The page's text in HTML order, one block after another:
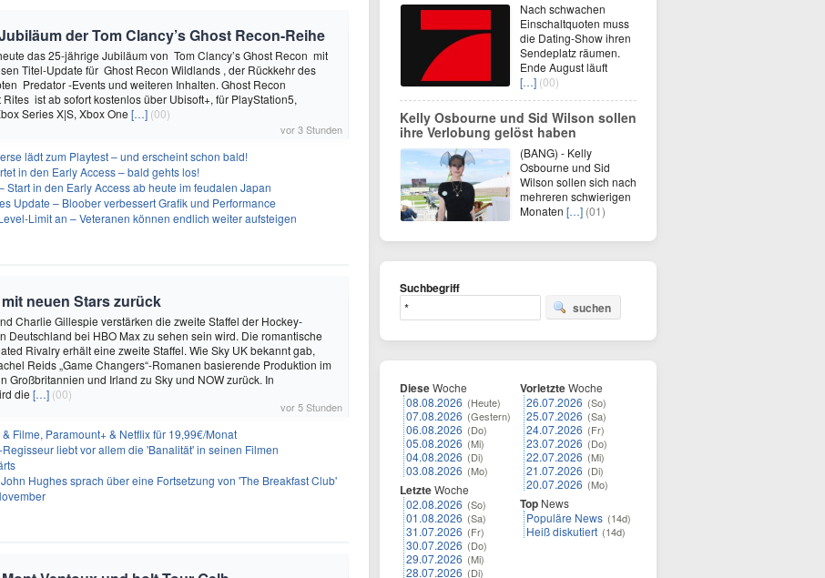
der Tom Clancy’s Ghost Recon-Reihe
das 25-jährige Jubiläum von Tom Clancy’s Ghost Recon mit
Titel-Update für Ghost Recon Wildlands , der Rückkehr des
Predator -Events und weiteren Inhalten. Ghost Recon
ist ab sofort kostenlos über Ubisoft+, für PlayStation5,
Series X|S, Xbox One […] (00)
vor 3 Stunden
lädt zum Playtest – und erscheint schon bald!
in den Early Access – bald gehts los!
Start in den Early Access ab heute im feudalen Japan
Update – Bloober verbessert Grafik und Performance
Limit an – Veteranen können endlich weiter aufsteigen
neuen Stars zurück
Charlie Gillespie verstärken die zweite Staffel der Hockey-
Deutschland bei HBO Max zu sehen sein wird. Die romantische
Rivalry erhält eine zweite Staffel. Wie Sky UK bekannt gab,
Reids „Game Changers“-Romanen basierende Produktion im
Großbritannien und Irland zu Sky und NOW zurück. In
die […] (00)
vor 5 Stunden
Filme, Paramount+ & Netflix für 19,99€/Monat
liebt vor allem die 'Banalität' in seinen Filmen
Hughes sprach über eine Fortsetzung von 'The Breakfast Club'
Nach schwachen
Einschaltquoten muss
die Dating-Show ihren
Sendeplatz räumen.
Ende August läuft
[…] (00)
Kelly Osbourne und Sid Wilson sollen
ihre Verlobung gelöst haben
(BANG) - Kelly
Osbourne und Sid
Wilson sollen sich nach
mehreren schwierigen
Monaten […] (01)
Suchbegriff
suchen
DieseWoche
08.08.2026 (Heute)
07.08.2026 (Gestern)
06.08.2026 (Do)
05.08.2026 (Mi)
04.08.2026 (Di)
03.08.2026 (Mo)
LetzteWoche
02.08.2026 (So)
01.08.2026 (Sa)
31.07.2026 (Fr)
30.07.2026 (Do)
29.07.2026 (Mi)
28.07.2026 (Di)
VorletzteWoche
26.07.2026 (So)
25.07.2026 (Sa)
24.07.2026 (Fr)
23.07.2026 (Do)
22.07.2026 (Mi)
21.07.2026 (Di)
20.07.2026 (Mo)
Top News
Populäre News (14d)
Heiß diskutiert (14d)